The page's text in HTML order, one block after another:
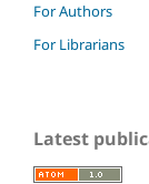
For Authors
For Librarians
Latest